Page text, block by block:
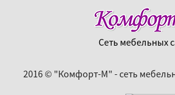
Сеть мебельных
2016 © "Комфорт-М" - сеть